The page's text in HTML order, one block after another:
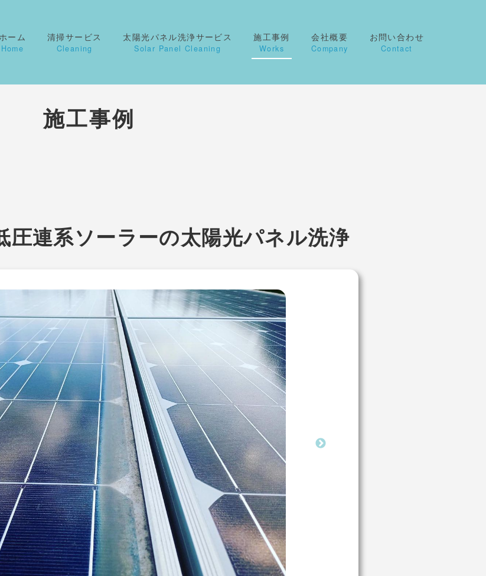
ホーム
Home
清掃サービス
Cleaning
太陽光パネル洗浄サービス
Solar Panel Cleaning
施工事例
Works
会社概要
Company
お問い合わせ
Contact
施工事例
圧連系ソーラーの太陽光パネル洗浄